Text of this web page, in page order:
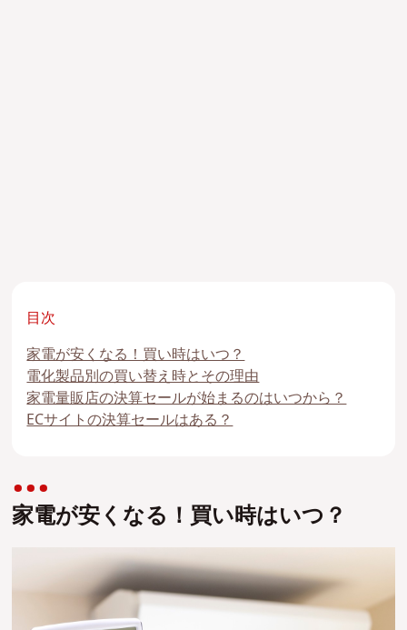
目次
家電が安くなる！買い時はいつ？
電化製品別の買い替え時とその理由
家電量販店の決算セールが始まるのはいつから？
ECサイトの決算セールはある？
家電が安くなる！買い時はいつ？